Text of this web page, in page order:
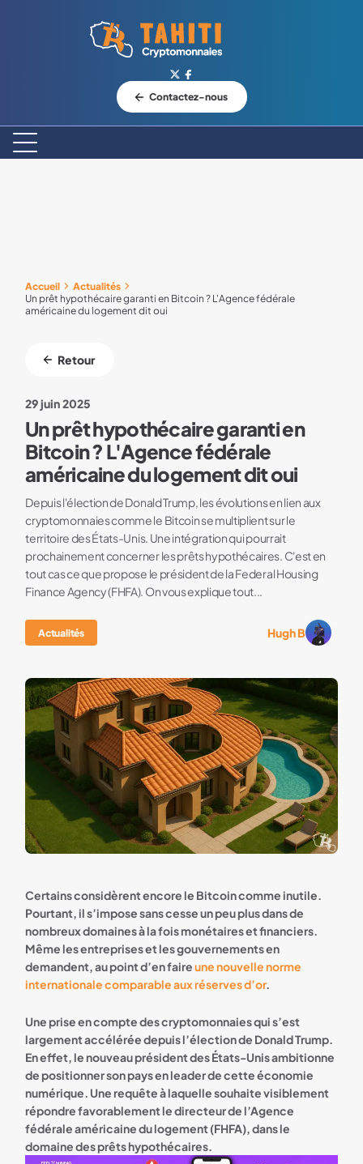
Logo Tahiti-Cryptomonnaies.com
Contactez-nous
Accueil
Actualités
Un prêt hypothécaire garanti en Bitcoin ? L'Agence fédérale
américaine du logement dit oui
Retour
29 juin 2025
Un prêt hypothécaire garanti en
Bitcoin ? L'Agence fédérale
américaine du logement dit oui
Depuis l'élection de Donald Trump, les évolutions en lien aux
cryptomonnaies comme le Bitcoin se multiplient sur le
territoire des États-Unis. Une intégration qui pourrait
prochainement concerner les prêts hypothécaires. C'est en
tout cas ce que propose le président de la Federal Housing
Finance Agency (FHFA). On vous explique tout...
Actualités Hugh B
Certains considèrent encore le Bitcoin comme inutile.
Pourtant, il s’impose sans cesse un peu plus dans de
nombreux domaines à la fois monétaires et financiers.
Même les entreprises et les gouvernements en
demandent, au point d’en faireune nouvelle norme
internationale comparable aux réserves d’or.
Une prise en compte des cryptomonnaies qui s’est
largement accélérée depuis l’élection de Donald Trump.
En effet, le nouveau président des États-Unis ambitionne
de positionner son pays en leader de cette économie
numérique. Une requête à laquelle souhaite visiblement
répondre favorablement le directeur de l’Agence
fédérale américaine du logement (FHFA), dans le
domaine des prêtshypothécaires.